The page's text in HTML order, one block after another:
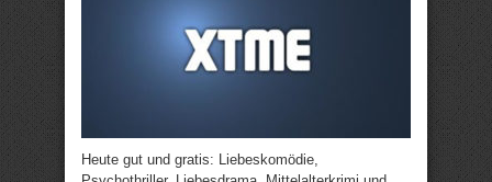
Heute gut und gratis: Liebeskomödie,